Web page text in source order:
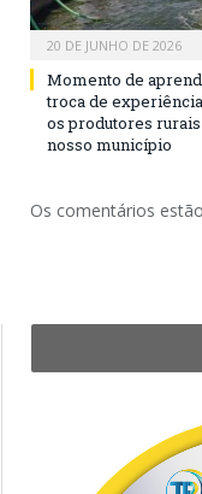
20 DE JUNHO DE 2026
Momento de
troca de
os produtores
nosso município
Os comentários